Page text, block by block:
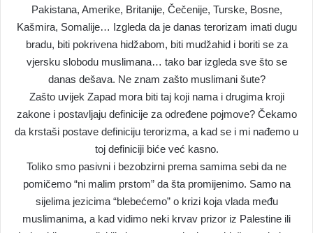
Pakistana, Amerike, Britanije, Čečenije, Turske, Bosne,
Kašmira, Somalije… Izgleda da je danas terorizam imati dugu
bradu, biti pokrivena hidžabom, biti mudžahid i boriti se za
vjersku slobodu muslimana… tako bar izgleda sve što se
danas dešava. Ne znam zašto muslimani šute?
Zašto uvijek Zapad mora biti taj koji nama i drugima kroji
zakone i postavljaju definicije za određene pojmove? Čekamo
da krstaši postave definiciju terorizma, a kad se i mi nađemo u
toj definiciji biće već kasno.
Toliko smo pasivni i bezobzirni prema samima sebi da ne
pomičemo “ni malim prstom” da šta promijenimo. Samo na
sijelima jezicima “blebećemo” o krizi koja vlada među
muslimanima, a kad vidimo neki krvav prizor iz Palestine ili